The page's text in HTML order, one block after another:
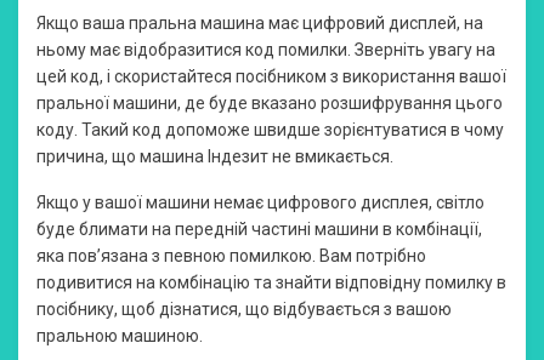
Якщо ваша пральна машина має цифровий дисплей, на
ньому має відобразитися код помилки. Зверніть увагу на
цей код, і скористайтеся посібником з використання вашої
пральної машини, де буде вказано розшифрування цього
коду. Такий код допоможе швидше зорієнтуватися в чому
причина, що машина Індезит не вмикається.
Якщо у вашої машини немає цифрового дисплея, світло
буде блимати на передній частині машини в комбінації,
яка пов’язана з певною помилкою. Вам потрібно
подивитися на комбінацію та знайти відповідну помилку в
посібнику, щоб дізнатися, що відбувається з вашою
пральною машиною.